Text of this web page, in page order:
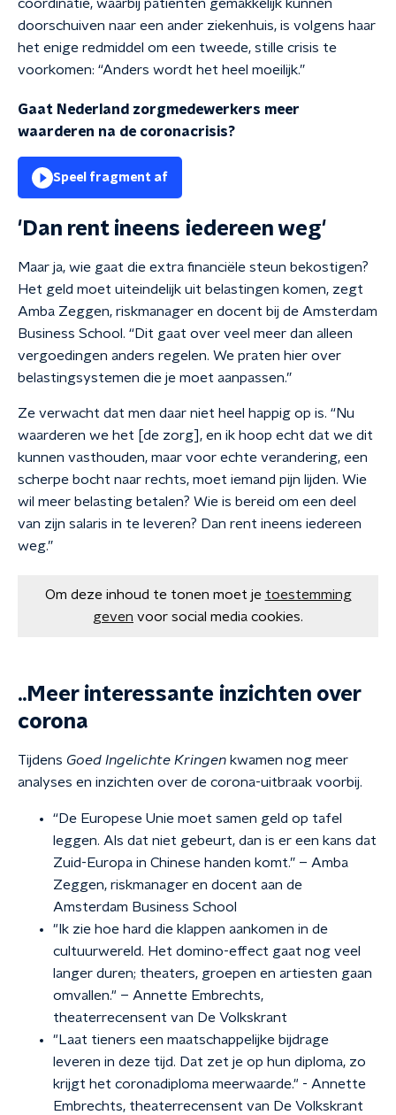
coördinatie, waarbij patiënten gemakkelijk kunnen
doorschuiven naar een ander ziekenhuis, is volgens haar
het enige redmiddel om een tweede, stille crisis te
voorkomen: “Anders wordt het heel moeilijk.”
Gaat Nederland zorgmedewerkers meer
waarderen na de coronacrisis?
Speel fragment af
'Dan rent ineens iedereen weg'
Maar ja, wie gaat die extra financiële steun bekostigen?
Het geld moet uiteindelijk uit belastingen komen, zegt
Amba Zeggen, riskmanager en docent bij de Amsterdam
Business School. “Dit gaat over veel meer dan alleen
vergoedingen anders regelen. We praten hier over
belastingsystemen die je moet aanpassen.”
Ze verwacht dat men daar niet heel happig op is. “Nu
waarderen we het [de zorg], en ik hoop echt dat we dit
kunnen vasthouden, maar voor echte verandering, een
scherpe bocht naar rechts, moet iemand pijn lijden. Wie
wil meer belasting betalen? Wie is bereid om een deel
van zijn salaris in te leveren? Dan rent ineens iedereen
weg.”
Om deze inhoud te tonen moet je toestemming
geven voor social media cookies.
..Meer interessante inzichten over
corona
Tijdens Goed Ingelichte Kringen kwamen nog meer
analyses en inzichten over de corona-uitbraak voorbij.
“De Europese Unie moet samen geld op tafel
leggen. Als dat niet gebeurt, dan is er een kans dat
Zuid-Europa in Chinese handen komt.” – Amba
Zeggen, riskmanager en docent aan de
Amsterdam Business School
"Ik zie hoe hard die klappen aankomen in de
cultuurwereld. Het domino-effect gaat nog veel
langer duren; theaters, groepen en artiesten gaan
omvallen." – Annette Embrechts,
theaterrecensent van De Volkskrant
"Laat tieners een maatschappelijke bijdrage
leveren in deze tijd. Dat zet je op hun diploma, zo
krijgt het coronadiploma meerwaarde." - Annette
Embrechts, theaterrecensent van De Volkskrant